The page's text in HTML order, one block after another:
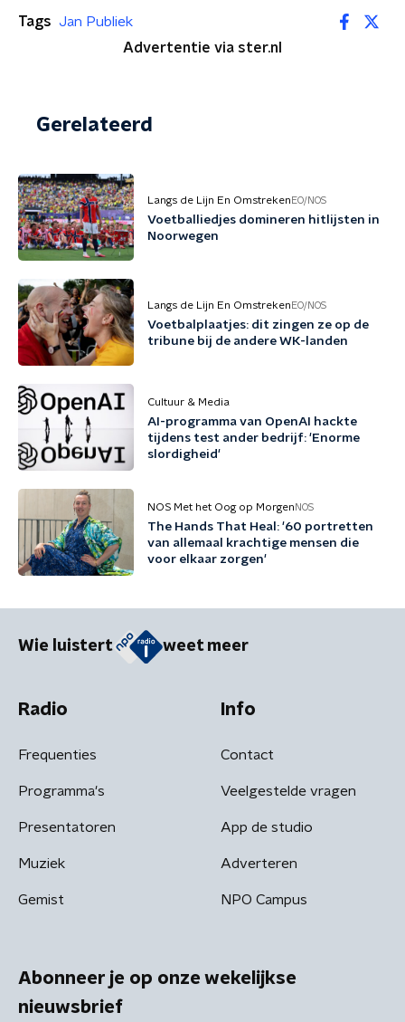
Tags Jan Publiek
Advertentie via ster.nl
Gerelateerd
Langs de Lijn En Omstreken EO/NOS
Voetballiedjes domineren hitlijsten in
Noorwegen
Langs de Lijn En Omstreken EO/NOS
Voetbalplaatjes: dit zingen ze op de
tribune bij de andere WK-landen
Cultuur & Media
AI-programma van OpenAI hackte
tijdens test ander bedrijf: 'Enorme
slordigheid'
NOS Met het Oog op Morgen NOS
The Hands That Heal: '60 portretten
van allemaal krachtige mensen die
voor elkaar zorgen'
Wie luistert weet meer
Radio
Frequenties
Programma's
Presentatoren
Muziek
Gemist
Info
Contact
Veelgestelde vragen
App de studio
Adverteren
NPO Campus
Abonneer je op onze wekelijkse
nieuwsbrief